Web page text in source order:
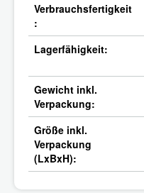
Verbrauchsfertigkeit
:
Lagerfähigkeit:
Gewicht inkl.
Verpackung:
Größe inkl.
Verpackung
(LxBxH):